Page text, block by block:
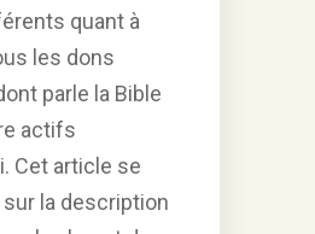
quant à
les dons
parle la Bible
actifs
Cet article se
la description